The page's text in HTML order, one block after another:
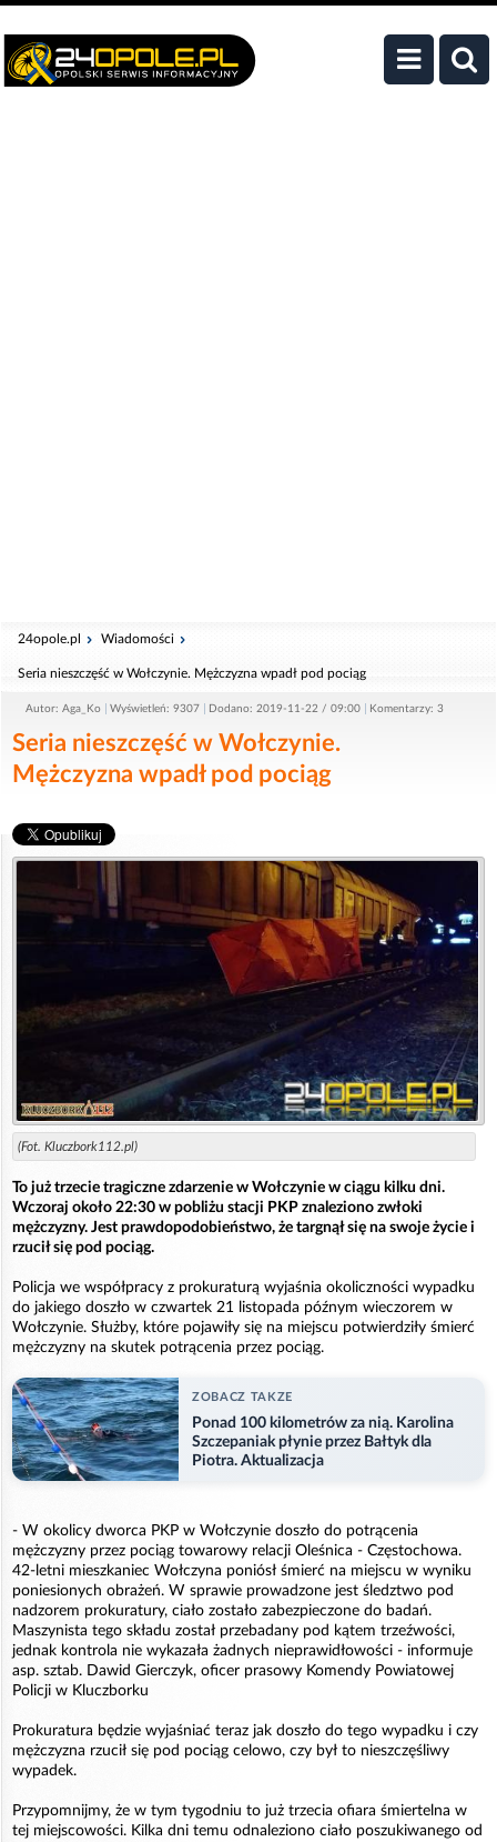
24opole.pl Wiadomości
Seria nieszczęść w Wołczynie. Mężczyzna wpadł pod pociąg
Autor: Aga_Ko Wyświetleń: 9307 Dodano: 2019-11-22 / 09:00 Komentarzy: 3
Seria nieszczęść w Wołczynie.
Mężczyzna wpadł pod pociąg
(Fot. Kluczbork112.pl)
To już trzecie tragiczne zdarzenie w Wołczynie w ciągu kilku dni.
Wczoraj około 22:30 w pobliżu stacji PKP znaleziono zwłoki
mężczyzny. Jest prawdopodobieństwo, że targnął się na swoje życie i
rzucił się pod pociąg.
Policja we współpracy z prokuraturą wyjaśnia okoliczności wypadku
do jakiego doszło w czwartek 21 listopada późnym wieczorem w
Wołczynie. Służby, które pojawiły się na miejscu potwierdziły śmierć
mężczyzny na skutek potrącenia przez pociąg.
ZOBACZ TAKZE
Ponad 100 kilometrów za nią. Karolina
Szczepaniak płynie przez Bałtyk dla
Piotra. Aktualizacja
- W okolicy dworca PKP w Wołczynie doszło do potrącenia
mężczyzny przez pociąg towarowy relacji Oleśnica - Częstochowa.
42-letni mieszkaniec Wołczyna poniósł śmierć na miejscu w wyniku
poniesionych obrażeń. W sprawie prowadzone jest śledztwo pod
nadzorem prokuratury, ciało zostało zabezpieczone do badań.
Maszynista tego składu został przebadany pod kątem trzeźwości,
jednak kontrola nie wykazała żadnych nieprawidłowości - informuje
asp. sztab. Dawid Gierczyk, oficer prasowy Komendy Powiatowej
Policji w Kluczborku
Prokuratura będzie wyjaśniać teraz jak doszło do tego wypadku i czy
mężczyzna rzucił się pod pociąg celowo, czy był to nieszczęśliwy
wypadek.
Przypomnijmy, że w tym tygodniu to już trzecia ofiara śmiertelna w
tej miejscowości. Kilka dni temu odnaleziono ciało poszukiwanego od